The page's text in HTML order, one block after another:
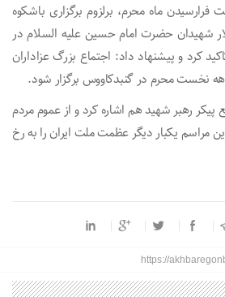
فرارسیدن ماه محرم، برلزوم برگزاری باشکوه
شهیدان حضرت امام حسین علیه السلام در
کرد و پیشنهاد داد: اجتماع بزرگ عزاداران
نخست محرم در گنبدکاووس برگزار شود.
پیکر رهبر شهید هم اشاره کرد و از عموم مردم
مراسم یکبار دیگر عظمت ملت ایران را به رخ
https://